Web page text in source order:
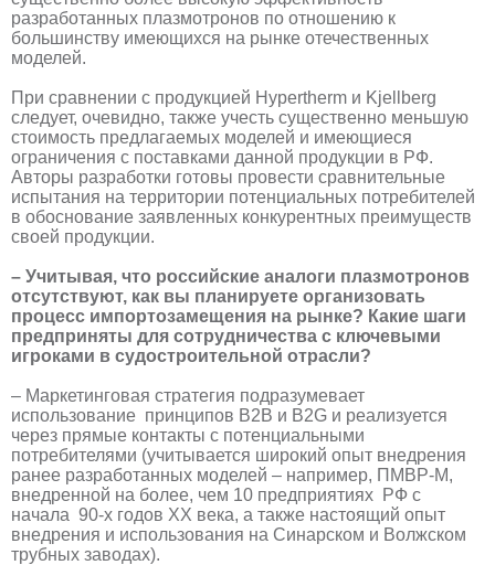
разработанных плазмотронов по отношению к
большинству имеющихся на рынке отечественных
моделей.
При сравнении с продукцией Hypertherm и Kjellberg
следует, очевидно, также учесть существенно меньшую
стоимость предлагаемых моделей и имеющиеся
ограничения с поставками данной продукции в РФ.
Авторы разработки готовы провести сравнительные
испытания на территории потенциальных потребителей
в обоснование заявленных конкурентных преимуществ
своей продукции.
– Учитывая, что российские аналоги плазмотронов
отсутствуют, как вы планируете организовать
процесс импортозамещения на рынке? Какие шаги
предприняты для сотрудничества с ключевыми
игроками в судостроительной отрасли?
– Маркетинговая стратегия подразумевает
использование принципов В2В и В2G и реализуется
через прямые контакты с потенциальными
потребителями (учитывается широкий опыт внедрения
ранее разработанных моделей – например, ПМВР-М,
внедренной на более, чем 10 предприятиях РФ с
начала 90-х годов ХХ века, а также настоящий опыт
внедрения и использования на Синарском и Волжском
трубных заводах).